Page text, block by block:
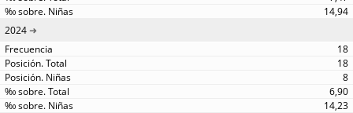
14,94
2024
18
18
8
6,90
14,23